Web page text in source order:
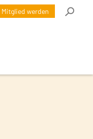
Mitglied werden